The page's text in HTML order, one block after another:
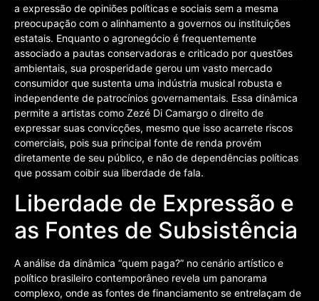
a expressão de opiniões políticas e sociais sem a mesma
preocupação com o alinhamento a governos ou instituições
estatais. Enquanto o agronegócio é frequentemente
associado a pautas conservadoras e criticado por questões
ambientais, sua prosperidade gerou um vasto mercado
consumidor que sustenta uma indústria musical robusta e
independente de patrocínios governamentais. Essa dinâmica
permite a artistas como Zezé Di Camargo o direito de
expressar suas convicções, mesmo que isso acarrete riscos
comerciais, pois sua principal fonte de renda provém
diretamente de seu público, e não de dependências políticas
que possam coibir sua liberdade de fala.
Liberdade de Expressão e
as Fontes de Subsistência
A análise da dinâmica “quem paga?” no cenário artístico e
político brasileiro contemporâneo revela um panorama
complexo, onde as fontes de financiamento se entrelaçam de